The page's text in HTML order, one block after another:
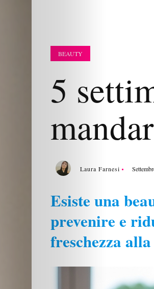
BEAUTY
5
Laura Farnesi
Esiste una
prevenire e
freschezza